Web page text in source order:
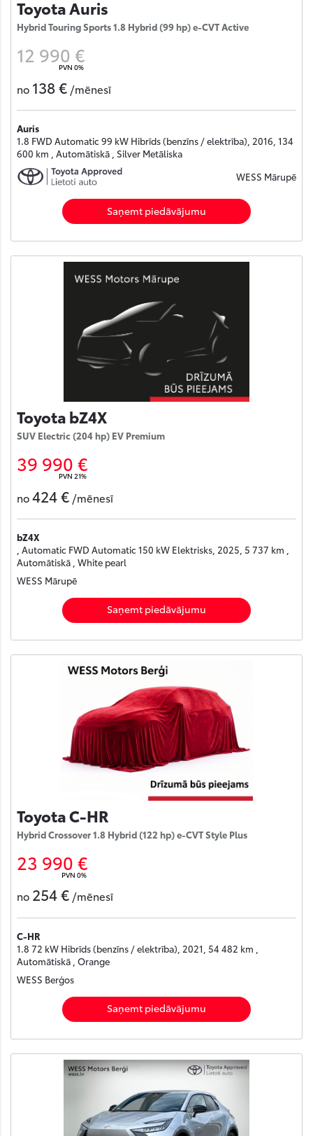
Toyota Auris
Hybrid Touring Sports 1.8 Hybrid (99 hp) e-CVT Active
12 990 €
PVN 0%
no 138 € /mēnesī
Auris
1.8 FWD Automatic 99 kW Hibrīds (benzīns / elektrība), 2016, 134
600 km , Automātiskā , Silver Metāliska
WESS Mārupē
Saņemt piedāvājumu
Toyota bZ4X
SUV Electric (204 hp) EV Premium
39 990 €
PVN 21%
no424 € /mēnesī
bZ4X
, Automatic FWD Automatic 150 kW Elektrisks, 2025, 5 737 km ,
Automātiskā , White pearl
WESS Mārupē
Saņemt piedāvājumu
Toyota C-HR
Hybrid Crossover 1.8 Hybrid (122 hp) e-CVT Style Plus
23 990 €
PVN 0%
no 254 € /mēnesī
C-HR
1.8 72 kW Hibrīds (benzīns / elektrība), 2021, 54 482 km ,
Automātiskā , Orange
WESS Berģos
Saņemt piedāvājumu